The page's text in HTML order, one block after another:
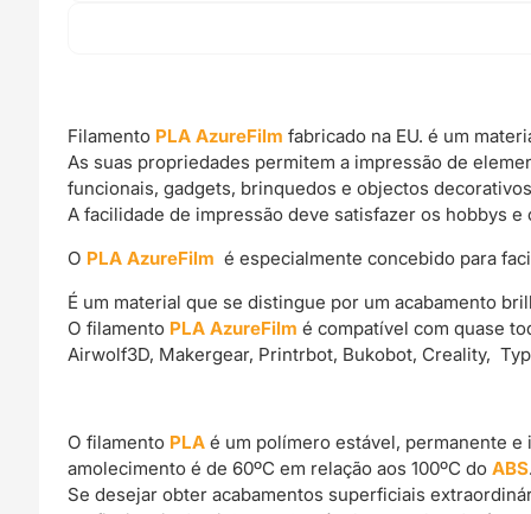
Filamento PLA AzureFilmfabricado na EU. é um
As suas propriedades permitem a impressão de
funcionais, gadgets, brinquedos e objectos
A facilidade de impressão deve satisfazer os hobbys
O PLA AzureFilm é especialmente concebido para
É um material que se distingue por um acabamento
O filamento PLA AzureFilmé compatível com quase
Airwolf3D, Makergear, Printrbot, Bukobot, Creality,
O filamento PLA é um polímero estável, permanente
amolecimento é de 60ºC em relação aos 100ºC doABS
Se desejar obter acabamentos superficiais